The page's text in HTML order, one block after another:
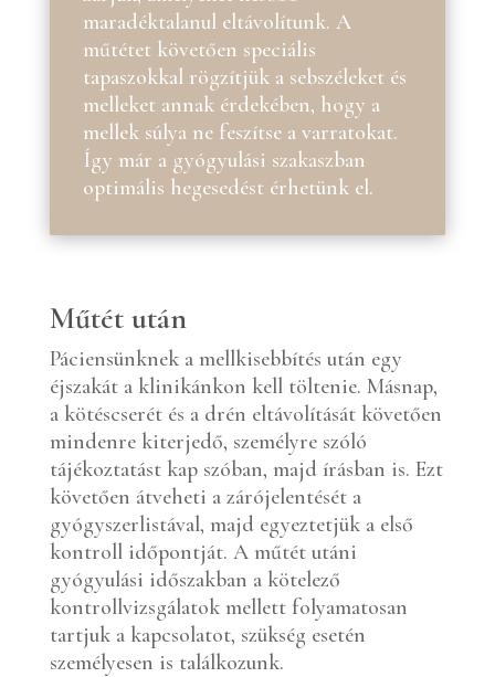
maradéktalanul eltávolítunk. A
műtétet követően speciális
tapaszokkal rögzítjük a sebszéleket és
melleket annak érdekében, hogy a
mellek súlya ne feszítse a varratokat.
Így már a gyógyulási szakaszban
optimális hegesedést érhetünk el.
Műtét után
Páciensünknek a mellkisebbítés után egy
éjszakát a klinikánkon kell töltenie. Másnap,
a kötéscserét és a drén eltávolítását követően
mindenre kiterjedő, személyre szóló
tájékoztatást kap szóban, majd írásban is. Ezt
követően átveheti a zárójelentését a
gyógyszerlistával, majd egyeztetjük a első
kontroll időpontját. A műtét utáni
gyógyulási időszakban a kötelező
kontrollvizsgálatok mellett folyamatosan
tartjuk a kapcsolatot, szükség esetén
személyesen is találkozunk.